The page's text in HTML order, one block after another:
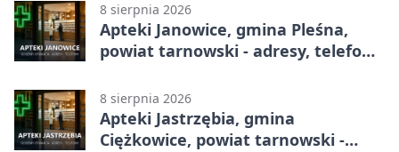
8 sierpnia 2026
Apteki Janowice, gmina Pleśna,
powiat tarnowski - adresy, telefony,
8 sierpnia 2026
Apteki Jastrzębia, gmina
Ciężkowice, powiat tarnowski -